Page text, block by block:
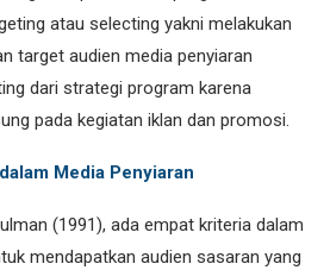
atau selecting yakni melakukan
target audien media penyiaran
dari strategi program karena
pada kegiatan iklan dan promosi.
Media Penyiaran
(1991), ada empat kriteria dalam
mendapatkan audien sasaran yang